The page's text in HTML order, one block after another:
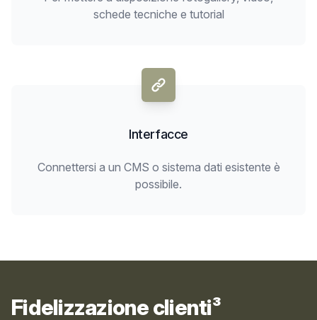
schede tecniche e tutorial
Interfacce
Connettersi a un CMS o sistema dati esistente è
possibile.
Fidelizzazione clienti³